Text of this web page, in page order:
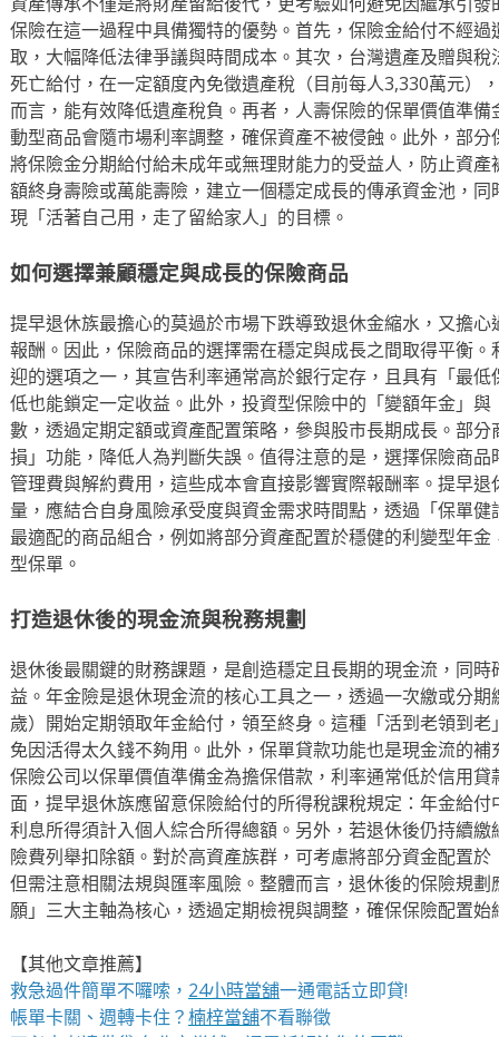
保險在這一過程中具備獨特的優勢。首先，保險金給付不經
取，大幅降低法律爭議與時間成本。其次，台灣遺產及贈與
死亡給付，在一定額度內免徵遺產稅（目前每人3,330萬元）
而言，能有效降低遺產稅負。再者，人壽保險的保單價值準
動型商品會隨市場利率調整，確保資產不被侵蝕。此外，部
將保險金分期給付給未成年或無理財能力的受益人，防止資
額終身壽險或萬能壽險，建立一個穩定成長的傳承資金池，
現「活著自己用，走了留給家人」的目標。
如何選擇兼顧穩定與成長的保險商品
提早退休族最擔心的莫過於市場下跌導致退休金縮水，又擔
報酬。因此，保險商品的選擇需在穩定與成長之間取得平衡
迎的選項之一，其宣告利率通常高於銀行定存，且具有「最
低也能鎖定一定收益。此外，投資型保險中的「變額年金」
數，透過定期定額或資產配置策略，參與股市長期成長。部
損」功能，降低人為判斷失誤。值得注意的是，選擇保險商
管理費與解約費用，這些成本會直接影響實際報酬率。提早
量，應結合自身風險承受度與資金需求時間點，透過「保單
最適配的商品組合，例如將部分資產配置於穩健的利變型年
型保單。
打造退休後的現金流與稅務規劃
退休後最關鍵的財務課題，是創造穩定且長期的現金流，同
益。年金險是退休現金流的核心工具之一，透過一次繳或分
歲）開始定期領取年金給付，領至終身。這種「活到老領到
免因活得太久錢不夠用。此外，保單貸款功能也是現金流的
保險公司以保單價值準備金為擔保借款，利率通常低於信用
面，提早退休族應留意保險給付的所得稅課稅規定：年金給
利息所得須計入個人綜合所得總額。另外，若退休後仍持續
險費列舉扣除額。對於高資產族群，可考慮將部分資金配置
但需注意相關法規與匯率風險。整體而言，退休後的保險規
願」三大主軸為核心，透過定期檢視與調整，確保保險配置
【其他文章推薦】
救急過件簡單不囉嗦， 24小時當舖一通電話立即貸!
帳單卡關、週轉卡住？楠梓當舖不看聯徵